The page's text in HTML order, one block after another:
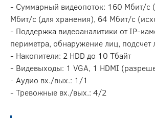
- Суммарный видеопоток: 160 Мбит/с
Мбит/с (для хранения), 64 Мбит/с
- Поддержка видеоаналитики от IP-
периметра, обнаружение лиц, подсчет
- Накопители: 2 HDD до 10 Тбайт
- Видевыходы: 1 VGA, 1 HDMI
- Аудио вх./вых.: 1/1
- Тревожные вх./вых.: 4/2